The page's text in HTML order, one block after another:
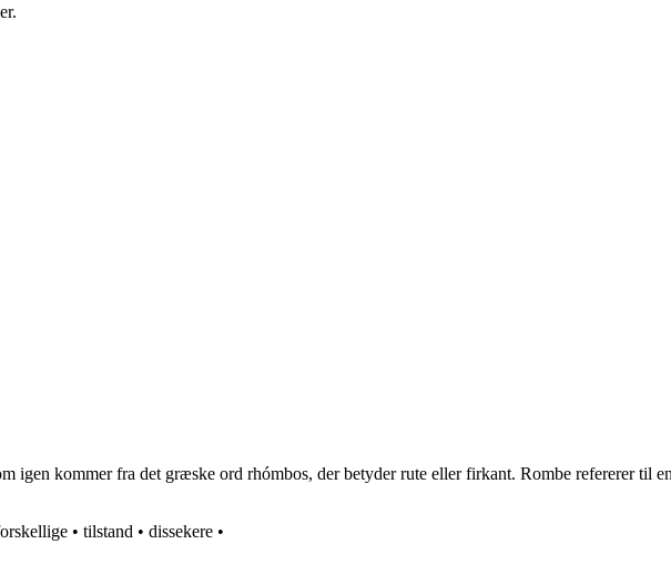
igen kommer fra det græske ord rhómbos, der betyder rute eller firkant. Rombe refererer til
• tilstand • dissekere •